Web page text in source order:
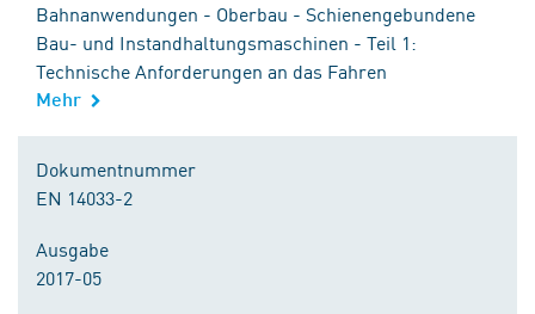
Bahnanwendungen - Oberbau - Schienengebundene
Bau- und Instandhaltungsmaschinen - Teil 1:
Technische Anforderungen an das Fahren
Mehr
Dokumentnummer
EN 14033-2
Ausgabe
2017-05